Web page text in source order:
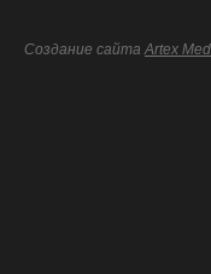
Создание сайтаArtex